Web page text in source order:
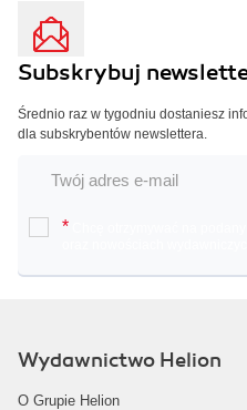
Subskrybuj
Średnio raz w tygodniu dostaniesz
dla subskrybentów newslettera.
*
Wydawnictwo Helion
O Grupie Helion